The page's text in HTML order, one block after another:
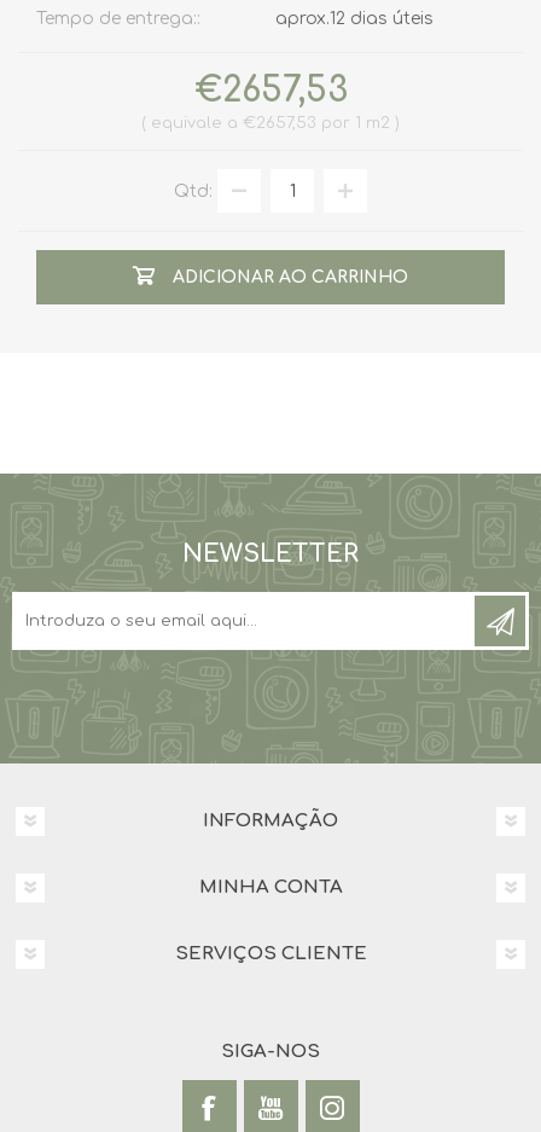
Tempo de entrega:: aprox.12 dias úteis
€2657,53
equivale a €2657,53 por 1 m2
Qtd:
ADICIONAR AO CARRINHO
NEWSLETTER
INFORMAÇÃO
MINHA CONTA
SERVIÇOS CLIENTE
SIGA-NOS